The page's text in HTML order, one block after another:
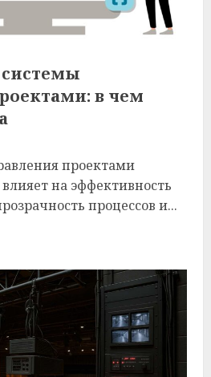
системы
в чем
проектами
на эффективность
процессов и...